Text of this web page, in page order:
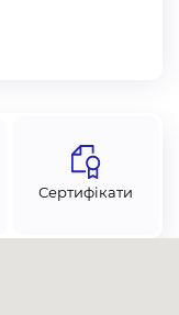
Сертифікати